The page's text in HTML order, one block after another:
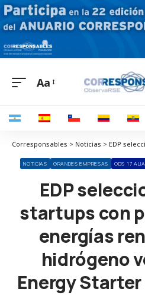
Aa
NOTICIAS GRANDES EMPRESAS ODS 17
EDP
startups con
energías
hidrógeno
Energy